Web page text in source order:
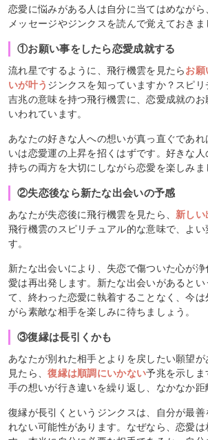
恋愛に悩みがある人は自分に当てはめながら
メッセージやジンクスを読んで覚えておきま
①お願い事をしたら恋愛成就する
流れ星でするように、飛行機雲を見たらお願
いが叶う ジンクスを知っていますか？スピ
吉兆の意味を持つ飛行機雲に、恋愛成就のお
いわれています。
あなたの好きな人への想いが真っ直ぐであ
いは恋愛運の上昇を招くはずです。好きな
持ちの両方を大切にしながら恋愛を楽しみま
②失恋後なら新たな出会いの予感
あなたが失恋後に飛行機雲を見たら、 新しい
飛行機雲のスピリチュアル的な意味で、よい
す。
新たな出会いにより、失恋で傷ついた心が
愛は再出発します。新たな出会いがあるとい
て、終わった恋愛に執着することなく、今
がら素敵な相手を楽しみに待ちましょう。
③復縁は長引くかも
あなたが別れた相手とよりを戻したい願望
見たら、復縁は順調にいかない予兆を示しま
手の想いが行き違いを繰り返し、なかなか距
復縁が長引くというジンクスは、自分が最善
れない可能性があります。なぜなら、恋愛